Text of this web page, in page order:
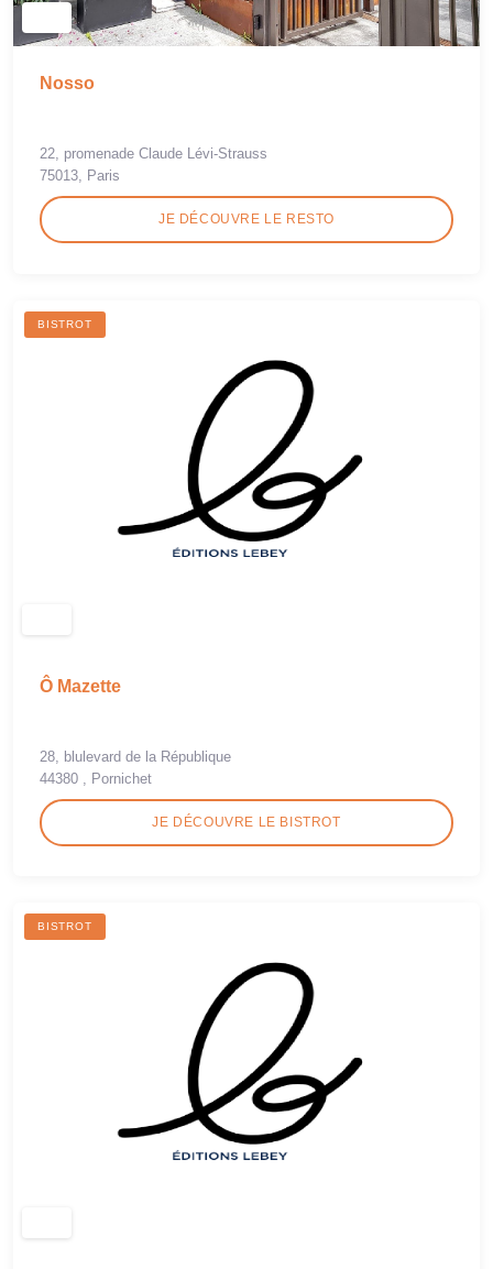
Nosso
22, promenade Claude Lévi-Strauss
75013, Paris
JE DÉCOUVRE LE RESTO
BISTROT
Ô Mazette
28, blulevard de la République
44380 , Pornichet
JE DÉCOUVRE LE BISTROT
BISTROT